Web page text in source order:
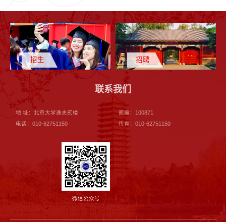
招生 招聘
联系我们
地 址：北京大学逸夫贰楼
邮编：100871
电话：010-62751150
传真：010-62751150
微信公众号